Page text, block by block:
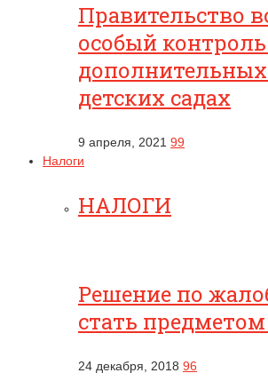
Правительство
особый
детских садах
9 апреля, 2021 99
Налоги
НАЛОГИ
Решение по
стать
24 декабря, 2018 96